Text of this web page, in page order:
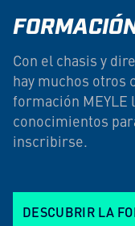
Con el chasis y
hay muchos otros
formación MEYLE
conocimientos
inscribirse.
DESCUBRIR LA